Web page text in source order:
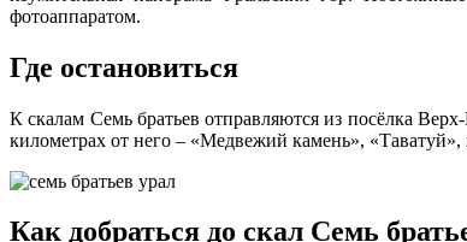
фотоаппаратом.
Где остановиться
К скалам Семь братьев отправляются из посёлка
километрах от него – «Медвежий камень»,
Как добраться до скал Семь